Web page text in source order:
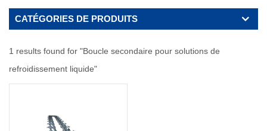
CATÉGORIES DE PRODUITS
1 results found for "Boucle secondaire pour solutions de
refroidissement liquide"